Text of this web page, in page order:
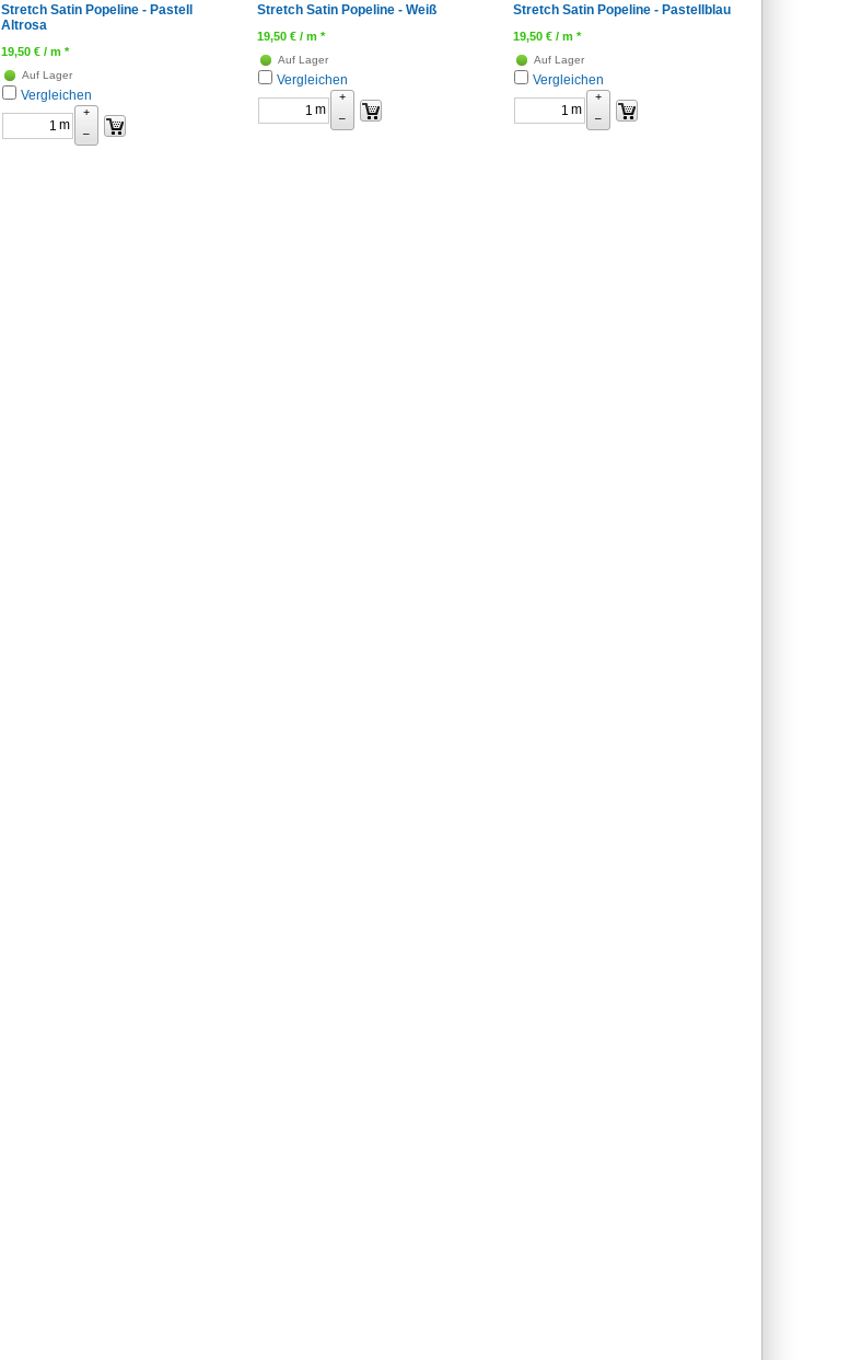
Stretch Satin Popeline - Pastell
Altrosa
19,50 € / m *
Auf Lager
Vergleichen
m
+
–
Stretch Satin Popeline - Weiß
19,50 € / m *
Auf Lager
Vergleichen
m
+
–
Stretch Satin Popeline - Pastellblau
19,50 € / m *
Auf Lager
Vergleichen
m
+
–